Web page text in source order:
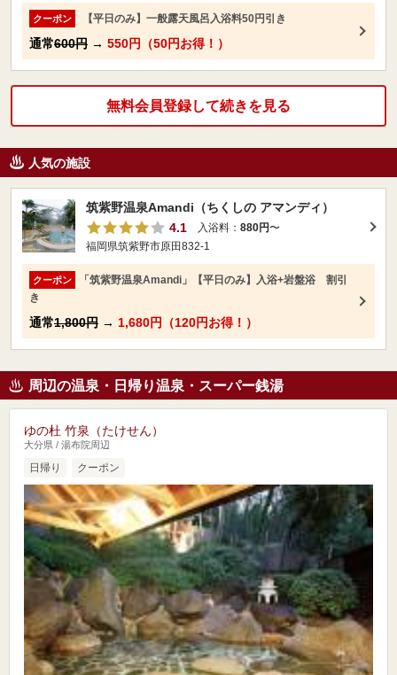
クーポン 【平日のみ】一般露天風呂入浴料50円引き
通常600円 → 550円（50円お得！）
無料会員登録して続きを見る
人気の施設
筑紫野温泉Amandi（ちくしの アマンディ）
4.1
入浴料： 880円〜
福岡県筑紫野市原田832-1
クーポン
「筑紫野温泉Amandi」【平日のみ】入浴+岩盤浴 割引
き
通常1,800円 → 1,680円（120円お得！）
周辺の温泉・日帰り温泉・スーパー銭湯
ゆの杜 竹泉（たけせん）
大分県 / 湯布院周辺
日帰り クーポン